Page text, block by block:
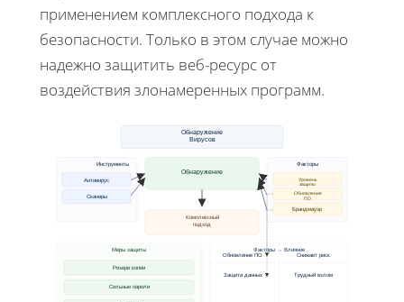
применением комплексного подхода к
безопасности. Только в этом случае можно
надежно защитить веб-ресурс от
воздействия злонамеренных программ.
Обнаружение
Вирусов
Инструменты
Антивирус
Сканеры
Факторы
Уровень
защиты
Обновление
ПО
Брандмауэр
Обнаружение
Комплексный
подход
Меры защиты
Резерв копии
Сильные пароли
Факторы → Влияние
Обновление ПО Снижает риск
Защита данных Трудный взлом